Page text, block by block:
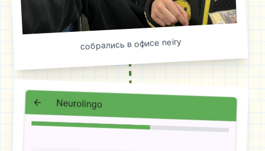
собрались в офисе neiry